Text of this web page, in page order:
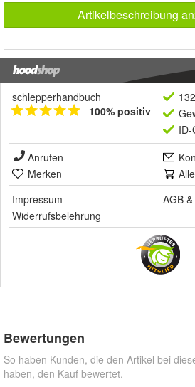
Artikelbeschreibung
schlepperhandbuch
100% positiv
Anrufen
Merken
Impressum
AGB &
Widerrufsbelehrung
Bewertungen
So haben Kunden, die den Artikel bei
haben, den Kauf bewertet.